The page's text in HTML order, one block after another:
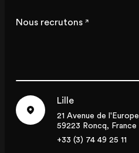
Nous recrutons
Lille
21 Avenue de l'Europe
59223 Roncq, France
+33 (3) 74 49 25 11